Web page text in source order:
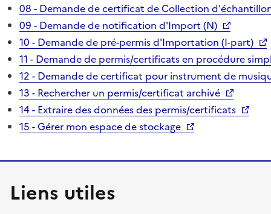
08 - Demande de certificat de Collection
09 - Demande de notification d'Import (N)
10 - Demande de pré-permis d'Importation (I-part)
11 - Demande de permis/certificats en procédure
12 - Demande de certificat pour instrument de
13 - Rechercher un permis/certificat archivé
14 - Extraire des données des permis/certificats
15 - Gérer mon espace de stockage
Liens utiles